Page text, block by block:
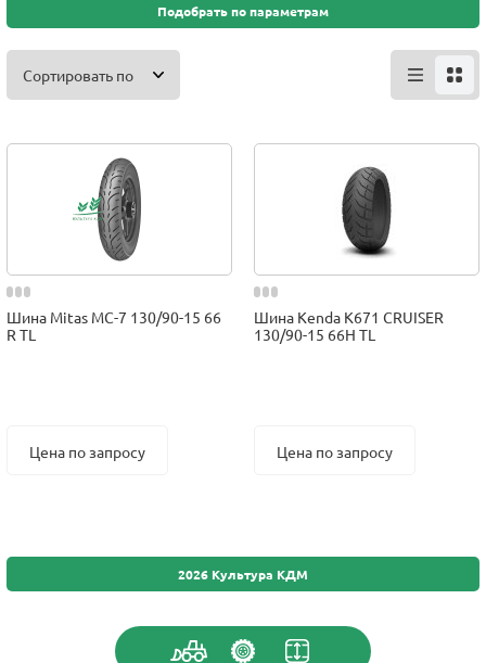
Подобрать по параметрам
Сортировать по
Шина Mitas MC-7 130/90-15 66
R TL
Цена по запросу
Шина Kenda K671 CRUISER
130/90-15 66H TL
Цена по запросу
2026 Культура КДМ